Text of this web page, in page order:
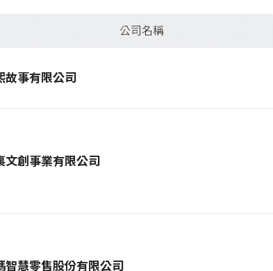
公司名稱
故事有限公司
文創事業有限公司
智慧零售股份有限公司